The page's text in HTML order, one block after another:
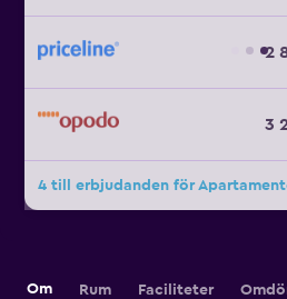
2
3
4 till erbjudanden för
Om Rum Faciliteter